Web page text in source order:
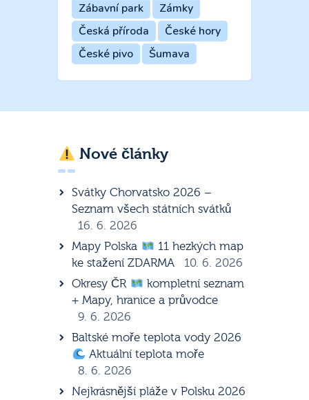
Zábavní park
Zámky
Česká příroda
České hory
České pivo
Šumava
Nové články
Svátky Chorvatsko 2026 –
Seznam všech státních svátků
16. 6. 2026
Mapy Polska
11 hezkých map
ke stažení ZDARMA
10. 6. 2026
Okresy ČR
kompletní seznam
+ Mapy, hranice a průvodce
9. 6. 2026
Baltské moře teplota vody 2026
Aktuální teplota moře
8. 6. 2026
Nejkrásnější pláže v Polsku 2026